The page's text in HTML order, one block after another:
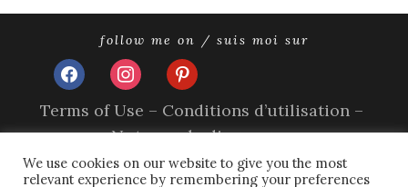
follow me on / suis moi sur
facebookinstagrampinterest
Terms of Use – Conditions d’utilisation –
Nutzungsbedingungen
Impressum
We use cookies on our website to give you the most
relevant experience by remembering your preferences